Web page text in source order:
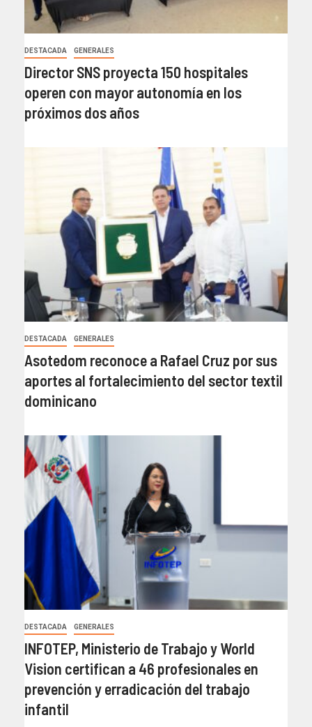
DESTACADA GENERALES
Director SNS proyecta 150 hospitales
operen con mayor autonomía en los
próximos dos años
DESTACADA GENERALES
Asotedom reconoce a Rafael Cruz por sus
aportes al fortalecimiento del sector textil
dominicano
DESTACADA GENERALES
INFOTEP, Ministerio de Trabajo y World
Vision certifican a 46 profesionales en
prevención y erradicación del trabajo
infantil